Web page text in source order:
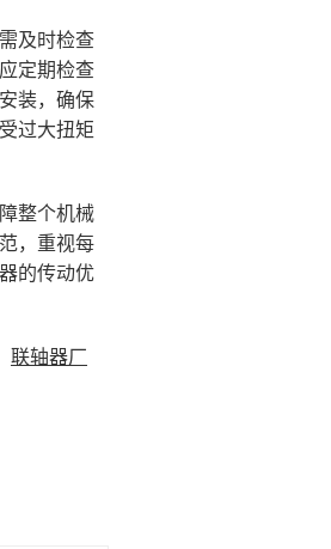
及时检查
定期检查
装，确保
过大扭矩
整个机械
，重视每
的传动优
联轴器厂